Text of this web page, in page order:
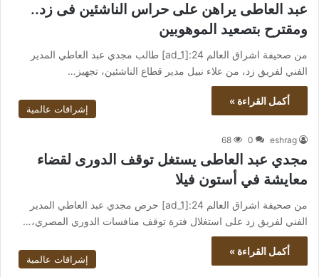
عبد العاطى يراهن على حراس الناشئين فى زد..
ومقترح بتصعيد الموهوبين
من صحيفة اشراق العالم 24:[ad_1] طالب مجدي عبد العاطي المدير
الفني لفريق زد، من علاء نبيل مدير قطاع الناشئين، تجهيز…
أكمل القراءة »
إشراقات عالمية
eshrag
0
68
مجدي عبد العاطى يستغل توقف الدورى لقضاء
معايشة في أستون فيلا
من صحيفة اشراق العالم 24:[ad_1] حرص مجدي عبد العاطي المدير
الفني لفريق زد على استغلال فترة توقف منافسات الدوري المصري،…
أكمل القراءة »
إشراقات عالمية